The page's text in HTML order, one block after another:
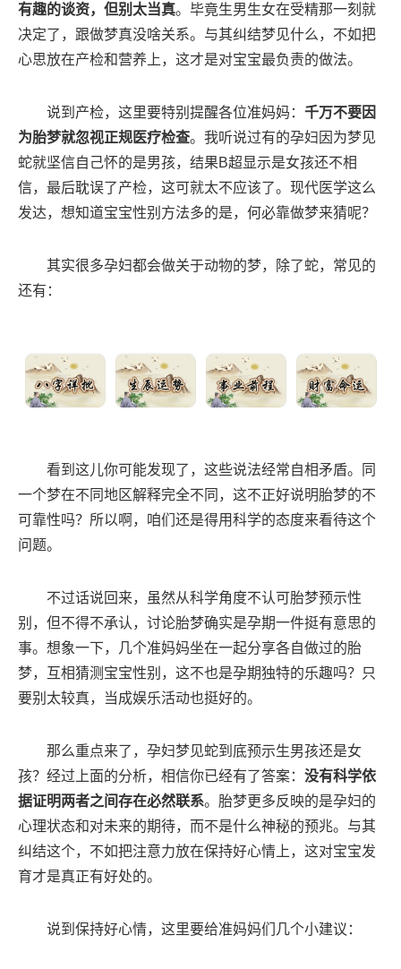
有趣的谈资，但别太当真。毕竟生男生女在受精那一刻就
决定了，跟做梦真没啥关系。与其纠结梦见什么，不如把
心思放在产检和营养上，这才是对宝宝最负责的做法。
说到产检，这里要特别提醒各位准妈妈： 千万不要因
为胎梦就忽视正规医疗检查。我听说过有的孕妇因为梦见
蛇就坚信自己怀的是男孩，结果B超显示是女孩还不相
信，最后耽误了产检，这可就太不应该了。现代医学这么
发达，想知道宝宝性别方法多的是，何必靠做梦来猜呢？
其实很多孕妇都会做关于动物的梦，除了蛇，常见的
还有：
看到这儿你可能发现了，这些说法经常自相矛盾。同
一个梦在不同地区解释完全不同，这不正好说明胎梦的不
可靠性吗？所以啊，咱们还是得用科学的态度来看待这个
问题。
不过话说回来，虽然从科学角度不认可胎梦预示性
别，但不得不承认，讨论胎梦确实是孕期一件挺有意思的
事。想象一下，几个准妈妈坐在一起分享各自做过的胎
梦，互相猜测宝宝性别，这不也是孕期独特的乐趣吗？只
要别太较真，当成娱乐活动也挺好的。
那么重点来了，孕妇梦见蛇到底预示生男孩还是女
孩？经过上面的分析，相信你已经有了答案： 没有科学依
据证明两者之间存在必然联系。胎梦更多反映的是孕妇的
心理状态和对未来的期待，而不是什么神秘的预兆。与其
纠结这个，不如把注意力放在保持好心情上，这对宝宝发
育才是真正有好处的。
说到保持好心情，这里要给准妈妈们几个小建议：